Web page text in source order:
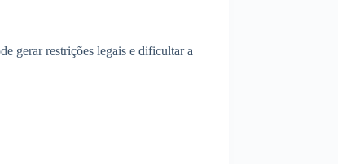
gerar restrições legais e dificultar a